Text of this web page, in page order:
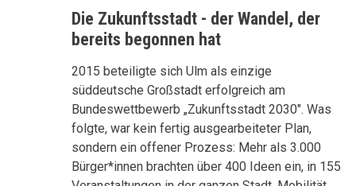
Die Zukunftsstadt - der Wandel, der
bereits begonnen hat
2015 beteiligte sich Ulm als einzige
süddeutsche Großstadt erfolgreich am
Bundeswettbewerb „Zukunftsstadt 2030". Was
folgte, war kein fertig ausgearbeiteter Plan,
sondern ein offener Prozess: Mehr als 3.000
Bürger*innen brachten über 400 Ideen ein, in 155